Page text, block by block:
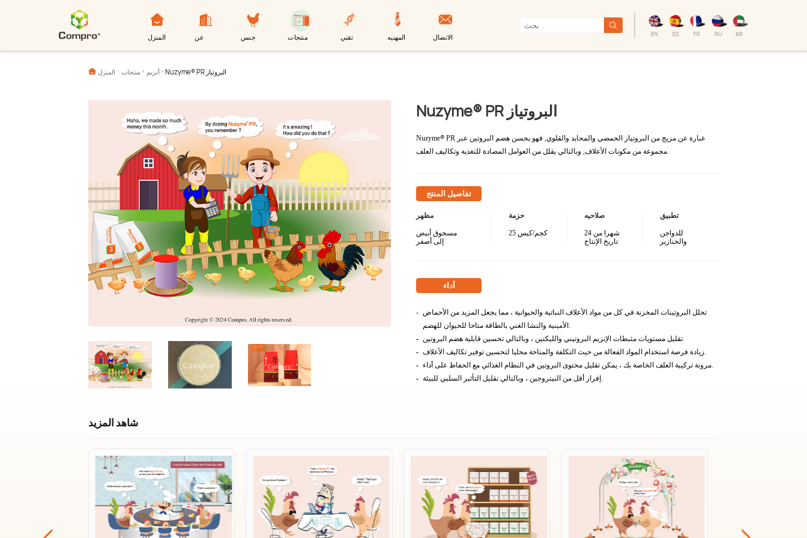
المنزل عن جنس منتجات تقني المهنيه الاتصال EN ES FR RU AR
المنزل منتجات أنزيم Nuzyme® PR البروتياز
Nuzyme® PR البروتياز
Nuzyme® PR عبارة عن مزيج من البروتياز الحمضي والمحايد والقلوي, فهو يحسن هضم البروتين عبر
مجموعة من مكونات الأعلاف, وبالتالي يقلل من العوامل المضادة للتغذية وتكاليف العلف.
تفاصيل المنتج
مظهر
مسحوق أبيض
إلى أصفر
حزمة
25 كجم/كيس
صلاحيه
24 شهرا من
تاريخ الإنتاج
تطبيق
للدواجن
والخنازير
أداء
تحلل البروتينات المخزنة في كل من مواد الأعلاف النباتية والحيوانية ، مما يجعل المزيد من الأحماض
الأمينية والنشا الغني بالطاقة متاحا للحيوان للهضم.
تقليل مستويات مثبطات الإنزيم البروتيني والليكتين ، وبالتالي تحسين قابلية هضم البروتين.
مرونة تركيبة العلف الخاصة بك ، يمكن تقليل محتوى البروتين في النظام الغذائي مع الحفاظ على أداء.
إفراز أقل من النيتروجين ، وبالتالي تقليل التأثير السلبي للبيئة.
شاهد المزيد